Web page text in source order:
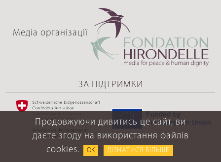
Продовжуючи дивитись це сайт, ви
даєте згоду на використання файлів
cookies.
OK ДІЗНАТИСЯ БІЛЬШЕ
Медіа організації
ЗА ПІДТРИМКИ